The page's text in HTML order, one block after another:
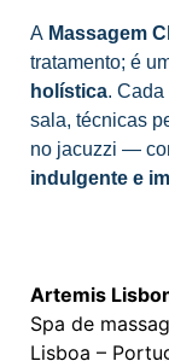
A Massagem
tratamento; é
holística.
sala, técnicas
no jacuzzi —
indulgente e
Artemis
Spa de
Lisboa –